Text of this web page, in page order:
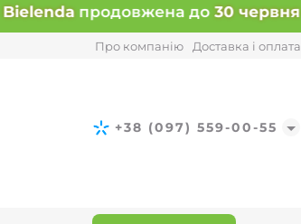
продовжена до30 червня💄
Про компанію Доставка і оплата
+38 (097) 559-00-55